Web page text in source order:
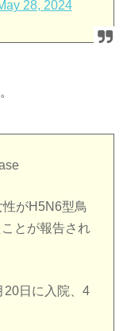
28, 2024
がH5N6型鳥
とが報告され
20日に入院、4